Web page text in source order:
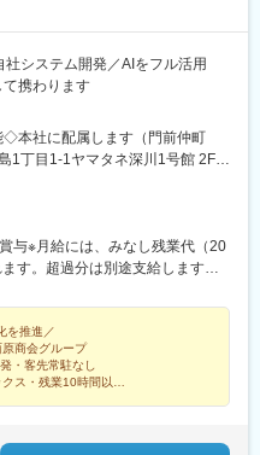
崎駅、和田塚駅、茅ケ崎駅、逗
営線)、平和台駅(千葉県)、初富
堀駅、谷町九丁目駅、ＪＲ難波
住吉東駅、今川駅(大阪府)、天下
出戸駅、中崎町駅、谷町四丁目
阪府)、柏原南口駅、伽羅橋駅、
池田駅、二条城前駅、観月橋駅、
坂駅、亀島駅、栄駅(愛知県)、川
、本笠寺駅、本郷駅(愛知県)、原
駅、中央前橋駅、上州富岡駅、
、西４丁目駅、西１１丁目駅、狸
川一中前駅、板橋区役所前駅、
葉県)、京成八幡駅、流山セント
四天王寺前夕陽ケ丘駅、大国町
、針中野駅、花園町駅、細井川
市民広場駅、桃山御陵前駅、黒川
館小学校前駅、猿猴橋町駅
システム開発／AIをフル活用
て携わります
本社に配属します（門前仲町
1丁目1-1ヤマタネ深川1号館 2F└
「門前仲町駅」より徒歩8分
与※月給には、みなし残業代（20
す。超過分は別途支給します。
を推進／
商会グループ
・客先常駐なし
ス・残業10時間以下